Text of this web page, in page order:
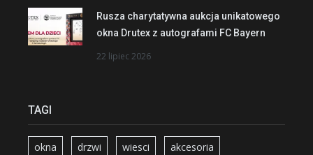
Rusza charytatywna aukcja unikatowego
okna Drutex z autografami FC Bayern
22 lipiec 2026
TAGI
okna drzwi wiesci akcesoria